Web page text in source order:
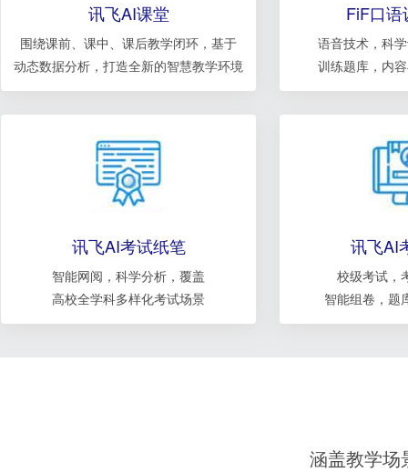
讯飞AI课堂
围绕课前、课中、课后教学闭环，基于
动态数据分析，打造全新的智慧教学环境
FiF口
语音技术，科
训练题库，内
讯飞AI考试纸笔
智能网阅，科学分析，覆盖
高校全学科多样化考试场景
讯飞AI
校级考试，
智能组卷，题
涵盖教学场